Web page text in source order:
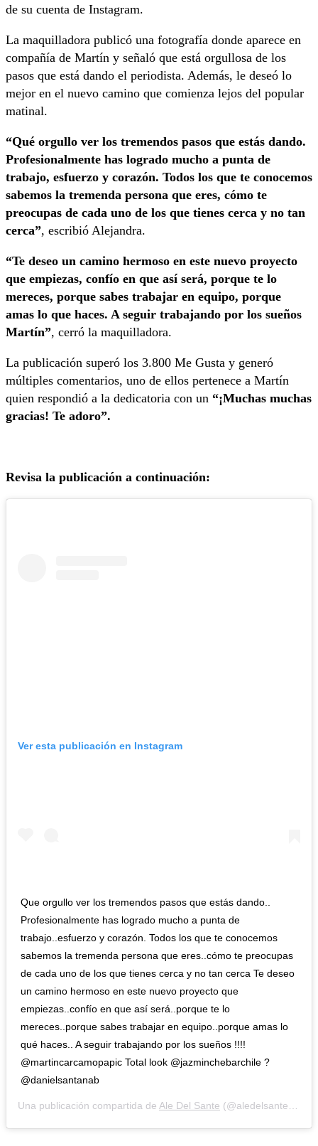
de su cuenta de Instagram.
La maquilladora publicó una fotografía donde aparece en
compañía de Martín y señaló que está orgullosa de los
pasos que está dando el periodista. Además, le deseó lo
mejor en el nuevo camino que comienza lejos del popular
matinal.
“Qué orgullo ver los tremendos pasos que estás dando.
Profesionalmente has logrado mucho a punta de
trabajo, esfuerzo y corazón. Todos los que te conocemos
sabemos la tremenda persona que eres, cómo te
preocupas de cada uno de los que tienes cerca y no tan
cerca”, escribió Alejandra.
“Te deseo un camino hermoso en este nuevo proyecto
que empiezas, confío en que así será, porque te lo
mereces, porque sabes trabajar en equipo, porque
amas lo que haces. A seguir trabajando por los sueños
Martín”, cerró la maquilladora.
La publicación superó los 3.800 Me Gusta y generó
múltiples comentarios, uno de ellos pertenece a Martín
quien respondió a la dedicatoria con un “¡Muchas muchas
gracias! Te adoro”.
Revisa la publicación a continuación:
Ver esta publicación en Instagram
Que orgullo ver los tremendos pasos que estás dando..
Profesionalmente has logrado mucho a punta de
trabajo..esfuerzo y corazón. Todos los que te conocemos
sabemos la tremenda persona que eres..cómo te preocupas
de cada uno de los que tienes cerca y no tan cerca Te deseo
un camino hermoso en este nuevo proyecto que
empiezas..confío en que así será..porque te lo
mereces..porque sabes trabajar en equipo..porque amas lo
qué haces.. A seguir trabajando por los sueños !!!!
@martincarcamopapic Total look @jazminchebarchile ?
@danielsantanab
Una publicación compartida de Ale Del Sante (@aledelsante) el